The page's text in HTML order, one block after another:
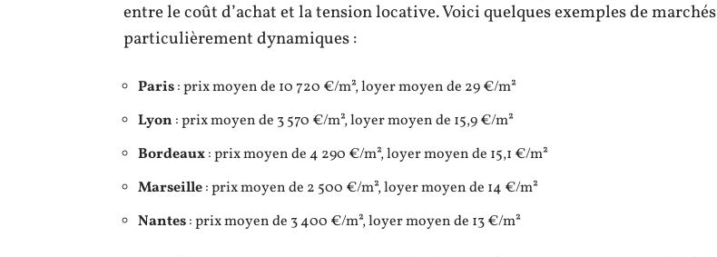
entre le coût d’achat et la tension locative. Voici quelques exemples de marchés
particulièrement dynamiques :
Paris: prix moyen de 10 720 €/m², loyer moyen de 29 €/m²
Lyon : prix moyen de 3 570 €/m², loyer moyen de 15,9 €/m²
Bordeaux: prix moyen de 4 290 €/m², loyer moyen de 15,1 €/m²
Marseille: prix moyen de 2 500 €/m², loyer moyen de 14 €/m²
Nantes: prix moyen de 3 400 €/m², loyer moyen de 13 €/m²